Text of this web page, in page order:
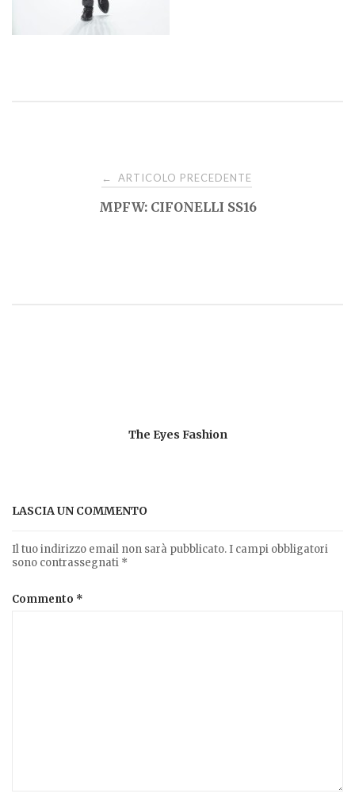
Navigazione
← ARTICOLO PRECEDENTE
MPFW: CIFONELLI SS16
The Eyes Fashion
LASCIA UN COMMENTO
Il tuo indirizzo email non sarà pubblicato. I campi obbligatori
sono contrassegnati *
Commento *